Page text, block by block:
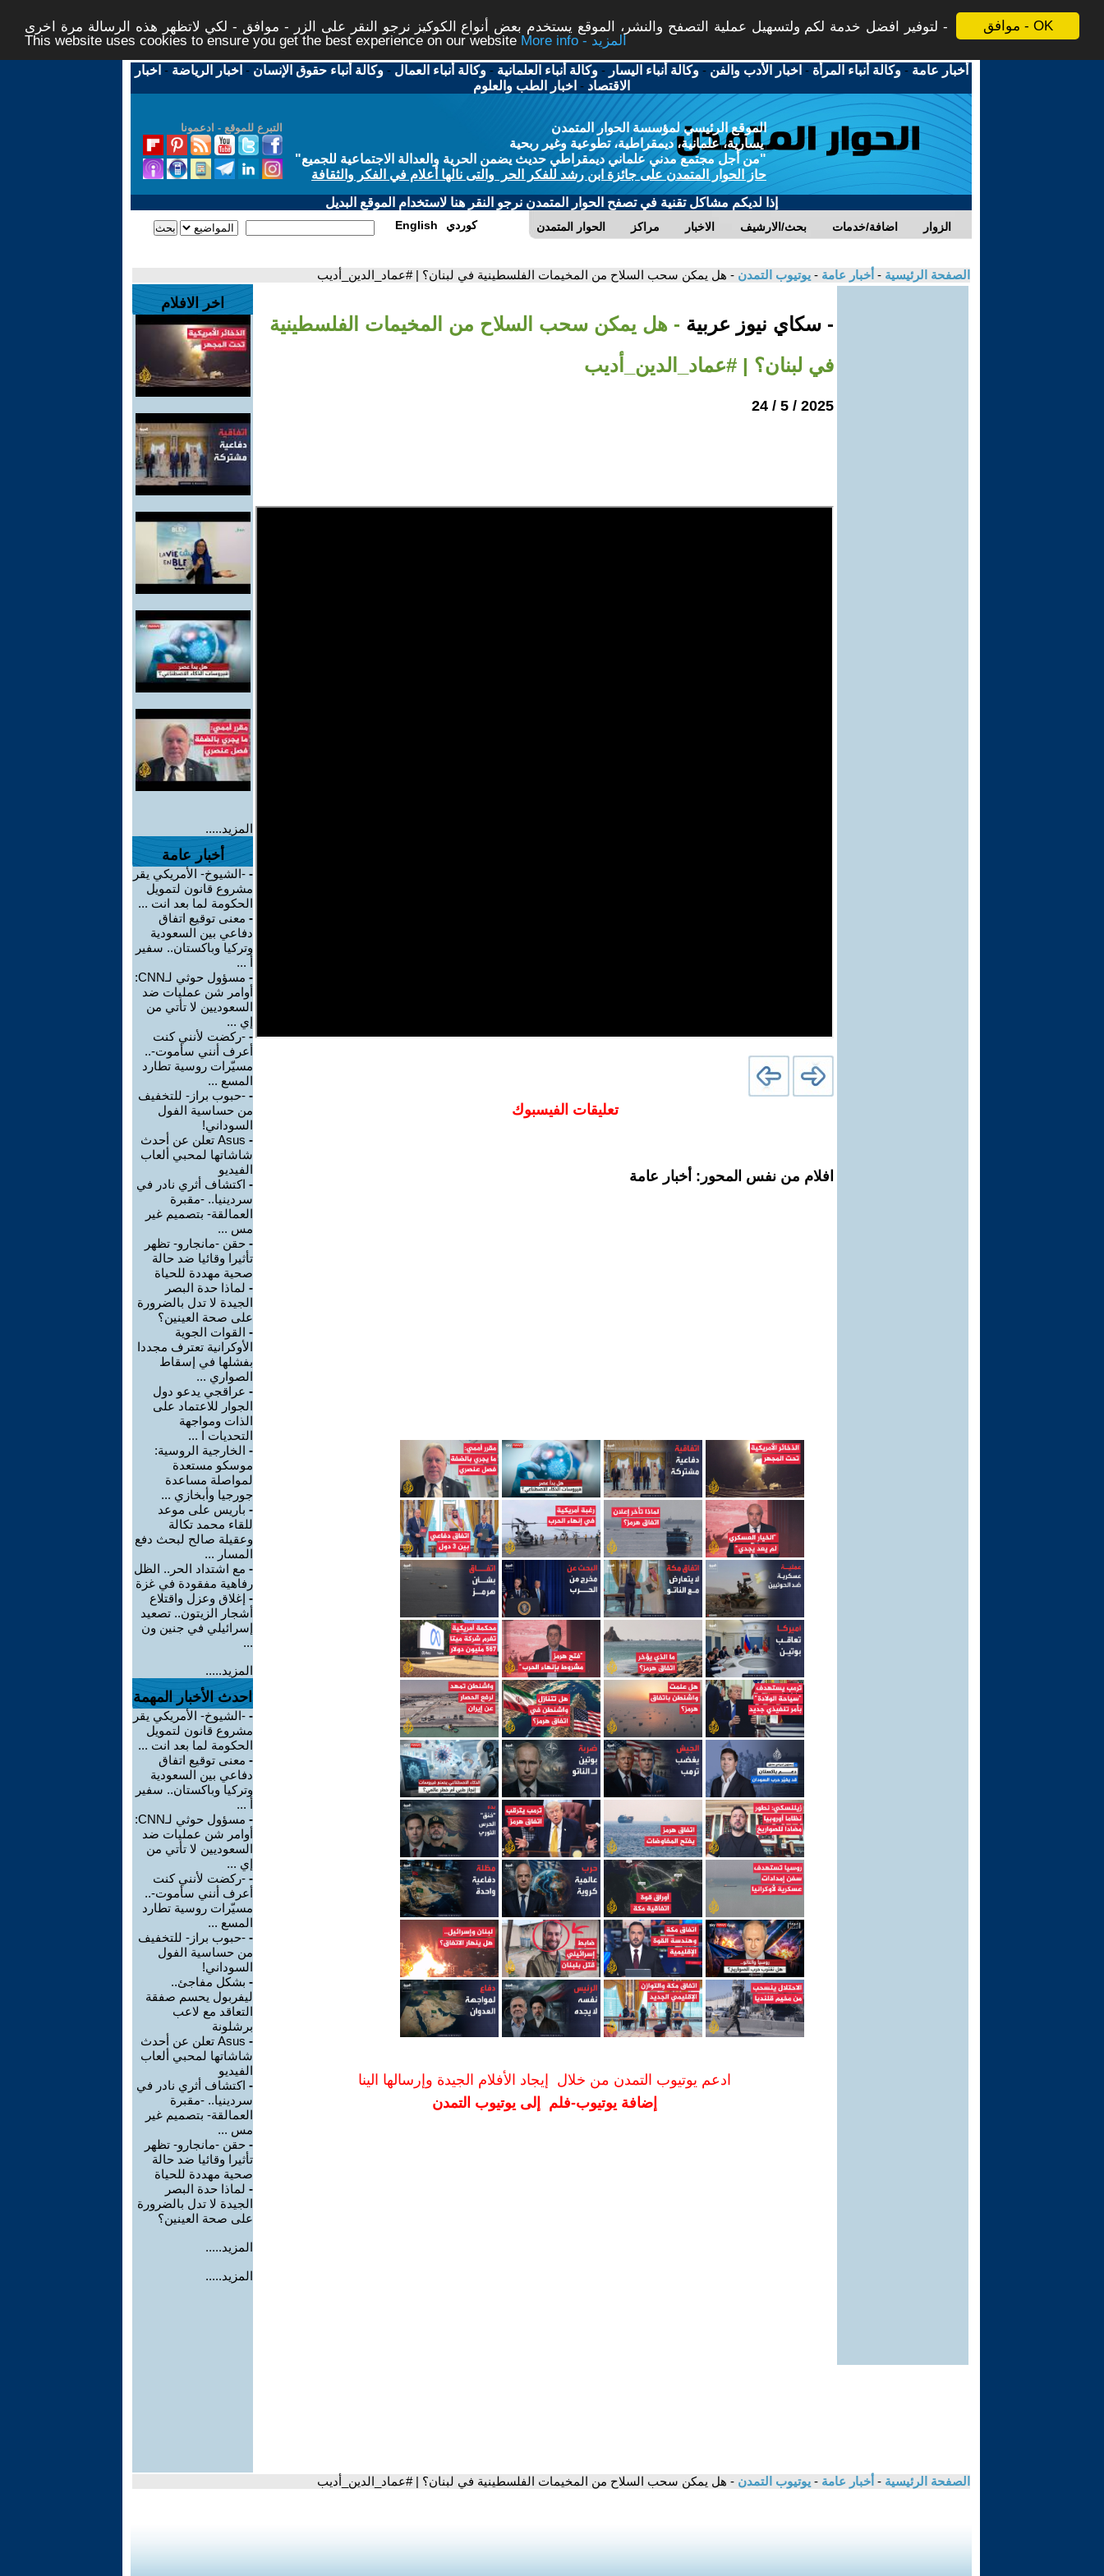
موافق - OK
لتوفير افضل خدمة لكم ولتسهيل عملية التصفح والنشر، الموقع يستخدم بعض أنواع الكوكيز نرجو النقر على الزر - موافق - لكي لاتظهر هذه الرسالة مرة اخرى -
This website uses cookies to ensure you get the best experience on our website
More info - المزيد
أخبار عامة -وكالة أنباء المرأة - اخبار الأدب والفن -وكالة أنباء اليسار -وكالة أنباء العلمانية -وكالة أنباء العمال -وكالة أنباء حقوق الإنسان - اخبار الرياضة - اخبار
الاقتصاد - اخبار الطب والعلوم
التبرع للموقع - ادعمونا
الموقع الرئيسي لمؤسسة الحوار المتمدن
يسارية، علمانية، ديمقراطية، تطوعية وغير ربحية
"من أجل مجتمع مدني علماني ديمقراطي حديث يضمن الحرية والعدالة الاجتماعية للجميع"
حاز الحوار المتمدن على جائزة ابن رشد للفكر الحر والتى نالها أعلام في الفكر والثقافة
إذا لديكم مشاكل تقنية في تصفح الحوار المتمدن نرجو النقر هنا لاستخدام الموقع البديل
الحوار المتمدن مراكز الاخبار بحث/الارشيف اضافة/خدمات الزوار English كوردي
الصفحة الرئيسية - أخبار عامة - يوتيوب التمدن - هل يمكن سحب السلاح من المخيمات الفلسطينية في لبنان؟ | #عماد_الدين_أديب
- سكاي نيوز عربية - هل يمكن سحب السلاح من المخيمات الفلسطينية
في لبنان؟ | #عماد_الدين_أديب
2025 / 5 / 24
تعليقات الفيسبوك
افلام من نفس المحور: أخبار عامة
ادعم يوتيوب التمدن من خلال إيجاد الأفلام الجيدة وإرسالها الينا
إضافة يوتيوب-فلم إلى يوتيوب التمدن
اخر الافلام
المزيد.....
أخبار عامة
- -الشيوخ- الأمريكي يقر
مشروع قانون لتمويل
الحكومة لما بعد انت ...
- معنى توقيع اتفاق
دفاعي بين السعودية
وتركيا وباكستان.. سفير
أ ...
-
مسؤول حوثي لـCNN:
أوامر شن عمليات ضد
السعوديين لا تأتي من
إي ...
- -ركضت لأنني كنت
أعرف أنني سأموت-..
مسيّرات روسية تطارد
المسع ...
- -حبوب براز- للتخفيف
من حساسية الفول
السوداني!
-
Asus تعلن عن أحدث
شاشاتها لمحبي ألعاب
الفيديو
- اكتشاف أثري نادر في
سردينيا.. -مقبرة
العمالقة- بتصميم غير
مس ...
- حقن -مانجارو- تظهر
تأثيرا وقائيا ضد حالة
صحية مهددة للحياة
- لماذا حدة البصر
الجيدة لا تدل بالضرورة
على صحة العينين؟
- القوات الجوية
الأوكرانية تعترف مجددا
بفشلها في إسقاط
الصواري ...
- عراقجي يدعو دول
الجوار للاعتماد على
الذات ومواجهة
التحديات ا ...
- الخارجية الروسية:
موسكو مستعدة
لمواصلة مساعدة
جورجيا وأبخازي ...
- باريس على موعد
للقاء محمد تكالة
وعقيلة صالح لبحث دفع
المسار ...
- مع اشتداد الحر.. الظل
رفاهية مفقودة في غزة
- إغلاق وعزل واقتلاع
أشجار الزيتون.. تصعيد
إسرائيلي في جنين ون
...
المزيد.....
احدث الأخبار المهمة
- -الشيوخ- الأمريكي يقر
مشروع قانون لتمويل
الحكومة لما بعد انت ...
- معنى توقيع اتفاق
دفاعي بين السعودية
وتركيا وباكستان.. سفير
أ ...
-
مسؤول حوثي لـCNN:
أوامر شن عمليات ضد
السعوديين لا تأتي من
إي ...
- -ركضت لأنني كنت
أعرف أنني سأموت-..
مسيّرات روسية تطارد
المسع ...
- -حبوب براز- للتخفيف
من حساسية الفول
السوداني!
- بشكل مفاجئ..
ليفربول يحسم صفقة
التعاقد مع لاعب
برشلونة
-
Asus تعلن عن أحدث
شاشاتها لمحبي ألعاب
الفيديو
- اكتشاف أثري نادر في
سردينيا.. -مقبرة
العمالقة- بتصميم غير
مس ...
- حقن -مانجارو- تظهر
تأثيرا وقائيا ضد حالة
صحية مهددة للحياة
- لماذا حدة البصر
الجيدة لا تدل بالضرورة
على صحة العينين؟
المزيد.....
المزيد.....
الصفحة الرئيسية - أخبار عامة - يوتيوب التمدن - هل يمكن سحب السلاح من المخيمات الفلسطينية في لبنان؟ | #عماد_الدين_أديب